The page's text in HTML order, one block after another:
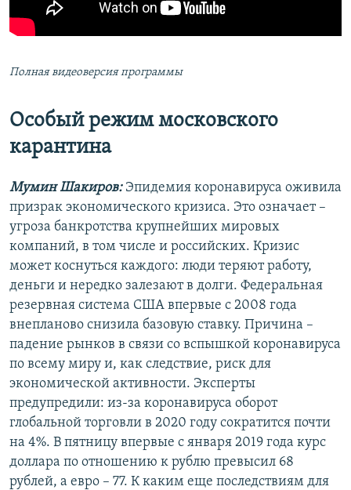
Полная видеоверсия программы
Особый режим московского
карантина
Мумин Шакиров: Эпидемия коронавируса оживила
призрак экономического кризиса. Это означает –
угроза банкротства крупнейших мировых
компаний, в том числе и российских. Кризис
может коснуться каждого: люди теряют работу,
деньги и нередко залезают в долги. Федеральная
резервная система США впервые с 2008 года
внепланово снизила базовую ставку. Причина –
падение рынков в связи со вспышкой коронавируса
по всему миру и, как следствие, риск для
экономической активности. Эксперты
предупредили: из-за коронавируса оборот
глобальной торговли в 2020 году сократится почти
на 4%. В пятницу впервые с января 2019 года курс
доллара по отношению к рублю превысил 68
рублей, а евро – 77. К каким еще последствиям для